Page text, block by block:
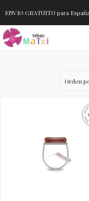
ENVIO GRATUITO para